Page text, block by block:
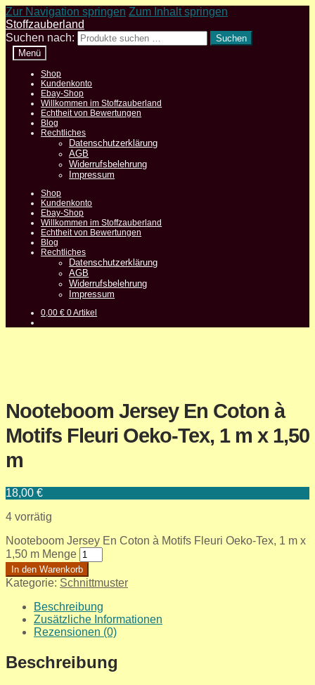
Zur Navigation springen Zum Inhalt springen
Stoffzauberland
Suchen nach:
Suchen
Menü
Shop
Kundenkonto
Ebay-Shop
Willkommen im Stoffzauberland
Echtheit von Bewertungen
Blog
Rechtliches
Datenschutzerklärung
AGB
Widerrufsbelehrung
Impressum
Shop
Kundenkonto
Ebay-Shop
Willkommen im Stoffzauberland
Echtheit von Bewertungen
Blog
Rechtliches
Datenschutzerklärung
AGB
Widerrufsbelehrung
Impressum
0,00€ 0 Artikel
Nooteboom Jersey En Coton à
Motifs Fleuri Oeko-Tex, 1 m x 1,50
m
18,00 €
4 vorrätig
Nooteboom Jersey En Coton à Motifs Fleuri Oeko-Tex, 1 m x
1,50 m Menge
In den Warenkorb
Kategorie: Schnittmuster
Beschreibung
Zusätzliche Informationen
Rezensionen (0)
Beschreibung